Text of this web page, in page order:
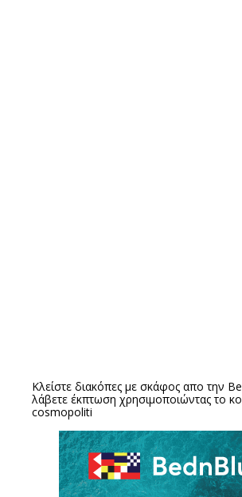
Κλείστε διακόπες με σκάφος απο την
λάβετε έκπτωση χρησιμοποιώντας το
cosmopoliti